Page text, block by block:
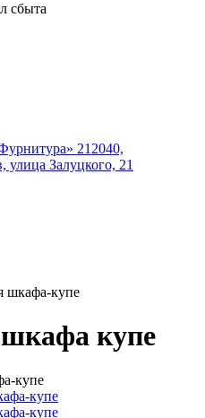
сбыта
212040,
улица Залуцкого, 21
шкафа-купе
купе
купе